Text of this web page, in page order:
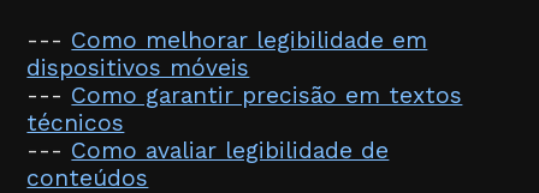
--- Como melhorar legibilidade em
dispositivos móveis
--- Como garantir precisão em textos
técnicos
--- Como avaliar legibilidade de
conteúdos